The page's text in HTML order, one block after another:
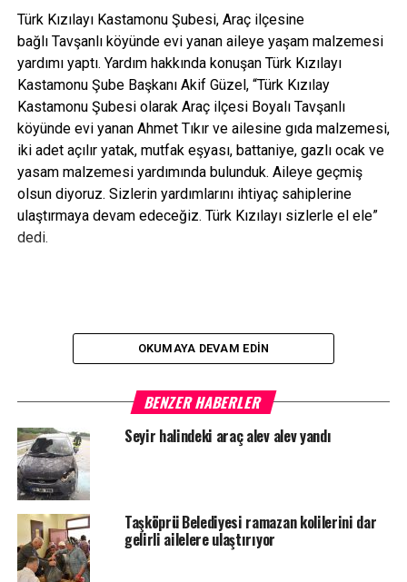
Türk Kızılayı Kastamonu Şubesi, Araç ilçesine
bağlı Tavşanlı köyünde evi yanan aileye yaşam malzemesi
yardımı yaptı. Yardım hakkında konuşan Türk Kızılayı
Kastamonu Şube Başkanı Akif Güzel, “Türk Kızılay
Kastamonu Şubesi olarak Araç ilçesi Boyalı Tavşanlı
köyünde evi yanan Ahmet Tıkır ve ailesine gıda malzemesi,
iki adet açılır yatak, mutfak eşyası, battaniye, gazlı ocak ve
yasam malzemesi yardımında bulunduk. Aileye geçmiş
olsun diyoruz. Sizlerin yardımlarını ihtiyaç sahiplerine
ulaştırmaya devam edeceğiz. Türk Kızılayı sizlerle el ele”
dedi.
YORUMLAR
Facebook Yorumları
ETIKETLER
YARDIM
SONRAKI HABER
Kastamonu’da Cinayet Davası
OKUMAYA DEVAM EDIN
BENZER HABERLER
Seyir halindeki araç alev alev yandı
Taşköprü Belediyesi ramazan kolilerini dar
gelirli ailelere ulaştırıyor